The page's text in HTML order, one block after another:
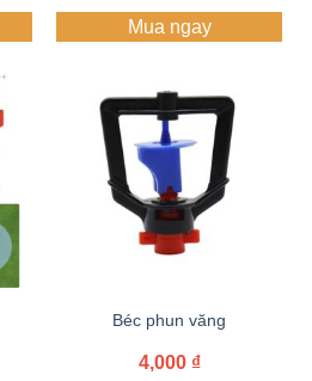
Mua ngay
Béc phun văng
4,000 ₫